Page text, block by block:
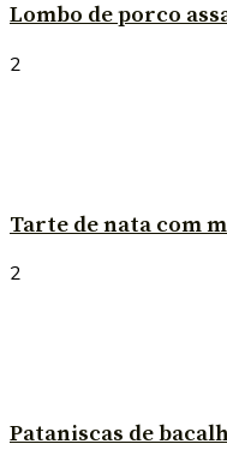
Lombo de porco
2
Tarte de nata com
2
Pataniscas de